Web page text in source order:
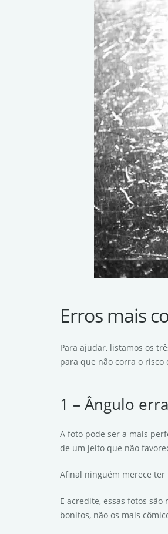
Erros mais
Para ajudar, listamos os
para que não corra o risco
1 – Ângulo
A foto pode ser a mais
de um jeito que não
Afinal ninguém merece
E acredite, essas fotos
bonitos, não os mais